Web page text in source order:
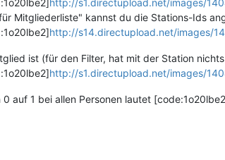
Mitgliederliste" kannst du die Stations-Ids
http://s14.directupload.net/images/
ist (für den Filter, hat mit der Station
http://s1.directupload.net/images/
auf 1 bei allen Personen lautet